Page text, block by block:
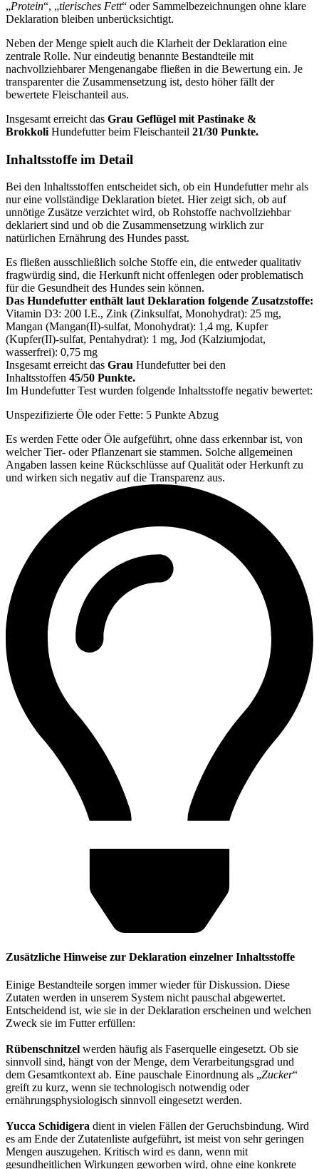
„Protein“, „tierisches Fett“ oder Sammelbezeichnungen ohne klare
Deklaration bleiben unberücksichtigt.
Neben der Menge spielt auch die Klarheit der Deklaration eine
zentrale Rolle. Nur eindeutig benannte Bestandteile mit
nachvollziehbarer Mengenangabe fließen in die Bewertung ein. Je
transparenter die Zusammensetzung ist, desto höher fällt der
bewertete Fleischanteil aus.
Insgesamt erreicht das Grau Geflügel mit Pastinake &
Brokkoli Hundefutter beim Fleischanteil 21/30 Punkte.
Inhaltsstoffe im Detail
Bei den Inhaltsstoffen entscheidet sich, ob ein Hundefutter mehr als
nur eine vollständige Deklaration bietet. Hier zeigt sich, ob auf
unnötige Zusätze verzichtet wird, ob Rohstoffe nachvollziehbar
deklariert sind und ob die Zusammensetzung wirklich zur
natürlichen Ernährung des Hundes passt.
Es fließen ausschließlich solche Stoffe ein, die entweder qualitativ
fragwürdig sind, die Herkunft nicht offenlegen oder problematisch
für die Gesundheit des Hundes sein können.
Das Hundefutter enthält laut Deklaration folgende Zusatzstoffe:
Vitamin D3: 200 I.E., Zink (Zinksulfat, Monohydrat): 25 mg,
Mangan (Mangan(II)-sulfat, Monohydrat): 1,4 mg, Kupfer
(Kupfer(II)-sulfat, Pentahydrat): 1 mg, Jod (Kalziumjodat,
wasserfrei): 0,75 mg
Insgesamt erreicht das Grau Hundefutter bei den
Inhaltsstoffen 45/50 Punkte.
Im Hundefutter Test wurden folgende Inhaltsstoffe negativ bewertet:
Unspezifizierte Öle oder Fette: 5 Punkte Abzug
Es werden Fette oder Öle aufgeführt, ohne dass erkennbar ist, von
welcher Tier- oder Pflanzenart sie stammen. Solche allgemeinen
Angaben lassen keine Rückschlüsse auf Qualität oder Herkunft zu
und wirken sich negativ auf die Transparenz aus.
Zusätzliche Hinweise zur Deklaration einzelner Inhaltsstoffe
Einige Bestandteile sorgen immer wieder für Diskussion. Diese
Zutaten werden in unserem System nicht pauschal abgewertet.
Entscheidend ist, wie sie in der Deklaration erscheinen und welchen
Zweck sie im Futter erfüllen:
Rübenschnitzel werden häufig als Faserquelle eingesetzt. Ob sie
sinnvoll sind, hängt von der Menge, dem Verarbeitungsgrad und
dem Gesamtkontext ab. Eine pauschale Einordnung als „Zucker“
greift zu kurz, wenn sie technologisch notwendig oder
ernährungsphysiologisch sinnvoll eingesetzt werden.
Yucca Schidigera dient in vielen Fällen der Geruchsbindung. Wird
es am Ende der Zutatenliste aufgeführt, ist meist von sehr geringen
Mengen auszugehen. Kritisch wird es dann, wenn mit
gesundheitlichen Wirkungen geworben wird, ohne eine konkrete